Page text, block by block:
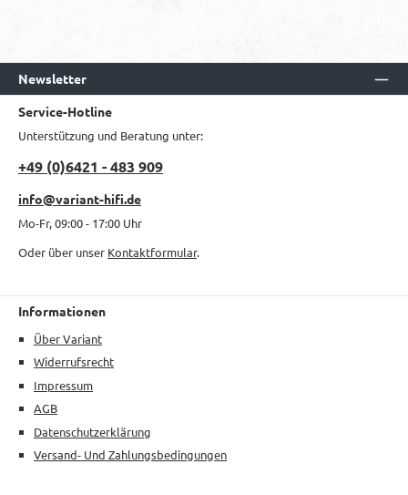
Newsletter
Service-Hotline
Unterstützung und Beratung unter:
+49 (0)6421 - 483 909
info@variant-hifi.de
Mo-Fr, 09:00 - 17:00 Uhr
Oder über unser Kontaktformular.
Informationen
Über Variant
Widerrufsrecht
Impressum
AGB
Datenschutzerklärung
Versand- Und Zahlungsbedingungen